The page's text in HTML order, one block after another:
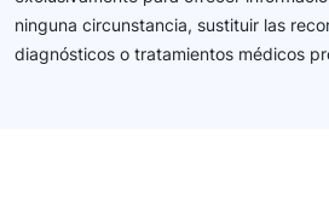
ninguna circunstancia, sustituir las
diagnósticos o tratamientos médicos